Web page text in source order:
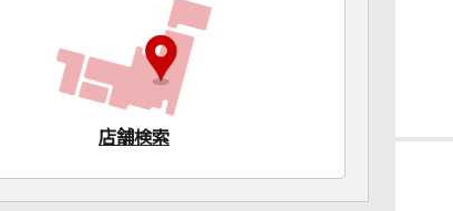
店舗検索